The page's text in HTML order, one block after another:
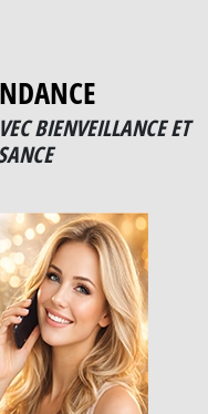
BIENVEILLANCE ET